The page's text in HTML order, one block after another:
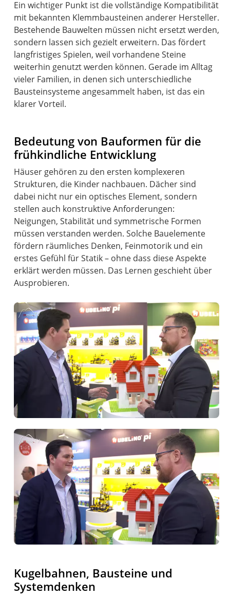
Ein wichtiger Punkt ist die vollständige Kompatibilität
mit bekannten Klemmbausteinen anderer Hersteller.
Bestehende Bauwelten müssen nicht ersetzt werden,
sondern lassen sich gezielt erweitern. Das fördert
langfristiges Spielen, weil vorhandene Steine
weiterhin genutzt werden können. Gerade im Alltag
vieler Familien, in denen sich unterschiedliche
Bausteinsysteme angesammelt haben, ist das ein
klarer Vorteil.
Bedeutung von Bauformen für die
frühkindliche Entwicklung
Häuser gehören zu den ersten komplexeren
Strukturen, die Kinder nachbauen. Dächer sind
dabei nicht nur ein optisches Element, sondern
stellen auch konstruktive Anforderungen:
Neigungen, Stabilität und symmetrische Formen
müssen verstanden werden. Solche Bauelemente
fördern räumliches Denken, Feinmotorik und ein
erstes Gefühl für Statik – ohne dass diese Aspekte
erklärt werden müssen. Das Lernen geschieht über
Ausprobieren.
Kugelbahnen, Bausteine und
Systemdenken